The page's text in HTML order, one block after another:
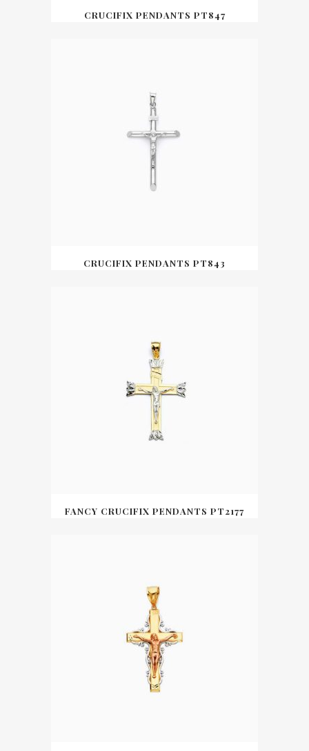
CRUCIFIX PENDANTS PT847
CRUCIFIX PENDANTS PT843
FANCY CRUCIFIX PENDANTS PT2177